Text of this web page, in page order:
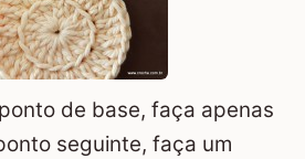
de base, faça apenas
seguinte, faça um